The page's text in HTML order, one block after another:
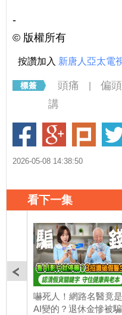
-
©️ 版權所有
按讚加入 新唐人亞太電
頭痛 偏
講
2026-05-08 14:38:50
看下一集
嚇死人！網路名醫竟是
AI變的？退休金慘被騙